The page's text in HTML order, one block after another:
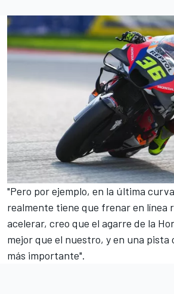
"Pero por ejemplo, en la última
realmente tiene que frenar en línea
acelerar, creo que el agarre de la
mejor que el nuestro, y en una pista
más importante".